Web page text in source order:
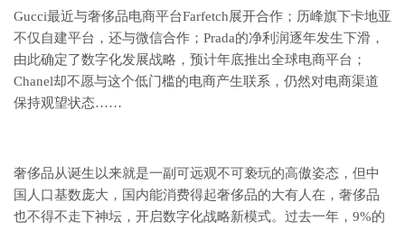
Gucci最近与奢侈品电商平台Farfetch展开合作；历峰旗下卡地亚
不仅自建平台，还与微信合作；Prada的净利润逐年发生下滑，
由此确定了数字化发展战略，预计年底推出全球电商平台；
Chanel却不愿与这个低门槛的电商产生联系，仍然对电商渠道
保持观望状态……
奢侈品从诞生以来就是一副可远观不可亵玩的高傲姿态，但中
国人口基数庞大，国内能消费得起奢侈品的大有人在，奢侈品
也不得不走下神坛，开启数字化战略新模式。过去一年，9%的